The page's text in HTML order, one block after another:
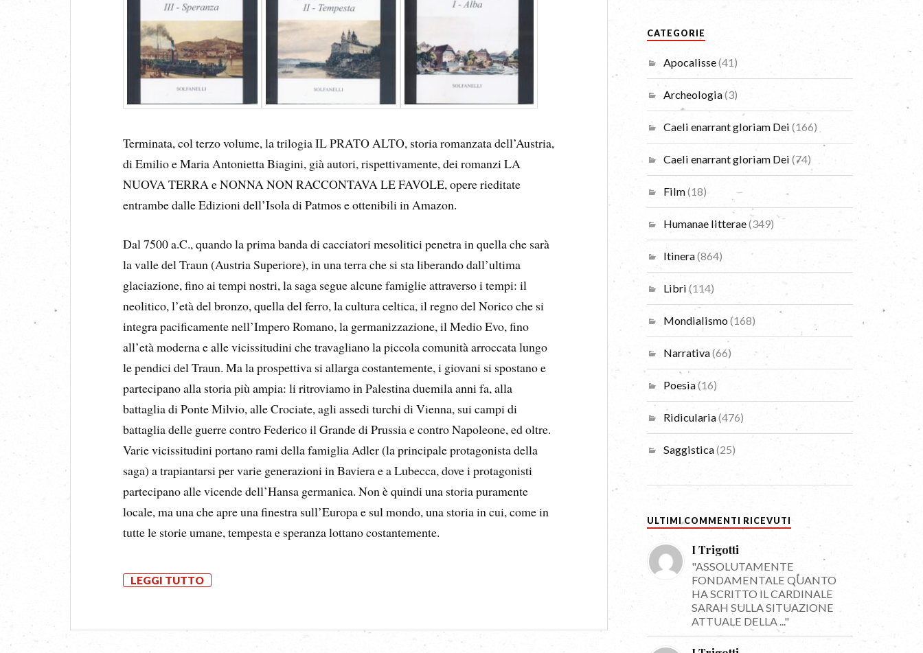
Terminata, col terzo volume, la trilogia IL PRATO ALTO, storia romanzata dell’Austria,
di Emilio e Maria Antonietta Biagini, già autori, rispettivamente, dei romanzi LA
NUOVA TERRA e NONNA NON RACCONTAVA LE FAVOLE, opere rieditate
entrambe dalle Edizioni dell’Isola di Patmos e ottenibili in Amazon.
Dal 7500 a.C., quando la prima banda di cacciatori mesolitici penetra in quella che sarà
la valle del Traun (Austria Superiore), in una terra che si sta liberando dall’ultima
glaciazione, fino ai tempi nostri, la saga segue alcune famiglie attraverso i tempi: il
neolitico, l’età del bronzo, quella del ferro, la cultura celtica, il regno del Norico che si
integra pacificamente nell’Impero Romano, la germanizzazione, il Medio Evo, fino
all’età moderna e alle vicissitudini che travagliano la piccola comunità arroccata lungo
le pendici del Traun. Ma la prospettiva si allarga costantemente, i giovani si spostano e
partecipano alla storia più ampia: li ritroviamo in Palestina duemila anni fa, alla
battaglia di Ponte Milvio, alle Crociate, agli assedi turchi di Vienna, sui campi di
battaglia delle guerre contro Federico il Grande di Prussia e contro Napoleone, ed oltre.
Varie vicissitudini portano rami della famiglia Adler (la principale protagonista della
saga) a trapiantarsi per varie generazioni in Baviera e a Lubecca, dove i protagonisti
partecipano alle vicende dell’Hansa germanica. Non è quindi una storia puramente
locale, ma una che apre una finestra sull’Europa e sul mondo, una storia in cui, come in
tutte le storie umane, tempesta e speranza lottano costantemente.
LEGGI TUTTO
CATEGORIE
Apocalisse(41)
Archeologia(3)
Caeli enarrant gloriam Dei (166)
Caeli enarrant gloriam Dei (74)
Film(18)
Humanae litterae(349)
Itinera(864)
Libri (114)
Mondialismo(168)
Narrativa(66)
Poesia(16)
Ridicularia(476)
Saggistica(25)
ULTIMI COMMENTI RICEVUTI
I Trigotti
"ASSOLUTAMENTE
FONDAMENTALE QUANTO
HA SCRITTO IL CARDINALE
SARAH SULLA SITUAZIONE
ATTUALE DELLA ..."